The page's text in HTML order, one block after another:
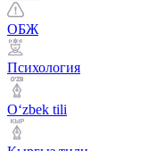
ОБЖ
Психология
Оʻzbek tili